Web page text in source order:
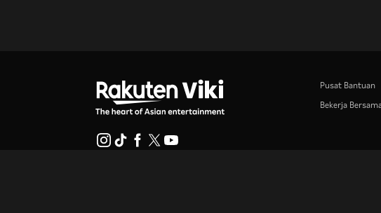
Pusat Bantuan
Bekerja